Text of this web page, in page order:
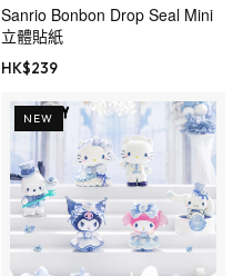
Sanrio Bonbon Drop Seal Mini
立體貼紙
HK$239
NEW